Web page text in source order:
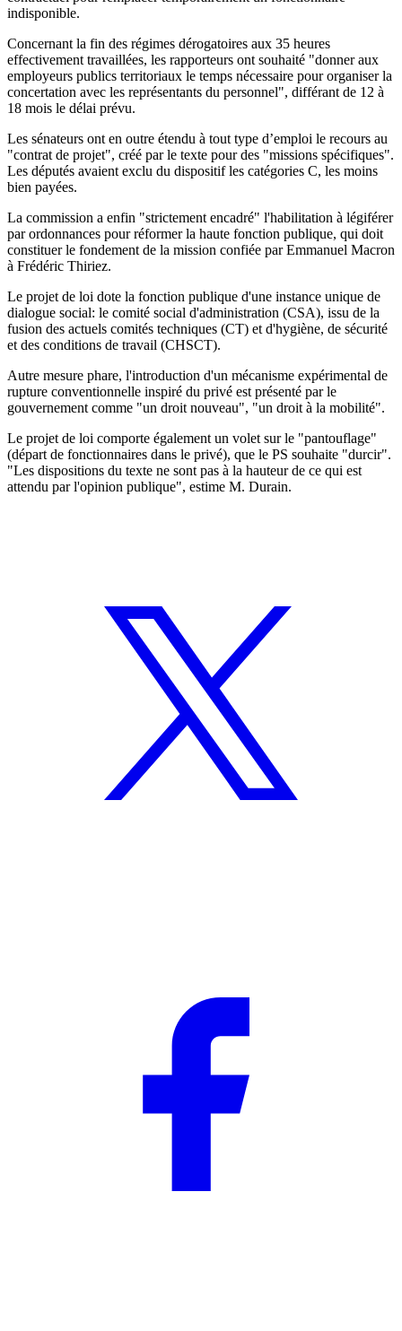
indisponible.
Concernant la fin des régimes dérogatoires aux 35 heures
effectivement travaillées, les rapporteurs ont souhaité "donner aux
employeurs publics territoriaux le temps nécessaire pour organiser la
concertation avec les représentants du personnel", différant de 12 à
18 mois le délai prévu.
Les sénateurs ont en outre étendu à tout type d’emploi le recours au
"contrat de projet", créé par le texte pour des "missions spécifiques".
Les députés avaient exclu du dispositif les catégories C, les moins
bien payées.
La commission a enfin "strictement encadré" l'habilitation à légiférer
par ordonnances pour réformer la haute fonction publique, qui doit
constituer le fondement de la mission confiée par Emmanuel Macron
à Frédéric Thiriez.
Le projet de loi dote la fonction publique d'une instance unique de
dialogue social: le comité social d'administration (CSA), issu de la
fusion des actuels comités techniques (CT) et d'hygiène, de sécurité
et des conditions de travail (CHSCT).
Autre mesure phare, l'introduction d'un mécanisme expérimental de
rupture conventionnelle inspiré du privé est présenté par le
gouvernement comme "un droit nouveau", "un droit à la mobilité".
Le projet de loi comporte également un volet sur le "pantouflage"
(départ de fonctionnaires dans le privé), que le PS souhaite "durcir".
"Les dispositions du texte ne sont pas à la hauteur de ce qui est
attendu par l'opinion publique", estime M. Durain.